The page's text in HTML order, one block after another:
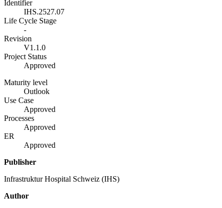
Identifier
IHS.2527.07
Life Cycle Stage
-
Revision
V1.1.0
Project Status
Approved
Maturity level
Outlook
Use Case
Approved
Processes
Approved
ER
Approved
Publisher
Infrastruktur Hospital Schweiz (IHS)
Author